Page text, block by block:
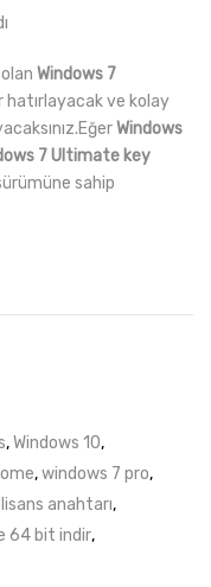
Windows 7
ve kolay
Windows
7 Ultimate key
sahip
,Windows 10,
,windows 7 pro,
anahtarı,
64 bit indir,